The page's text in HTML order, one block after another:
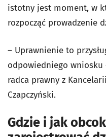
istotny jest moment, w
rozpocząć prowadzenie
– Uprawnienie to
odpowiedniego wniosku
radca prawny z
Czapczyński.
Gdzie i jak